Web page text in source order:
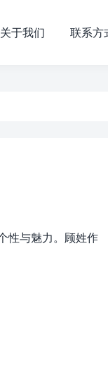
关于我们 联系方
性与魅力。顾姓作